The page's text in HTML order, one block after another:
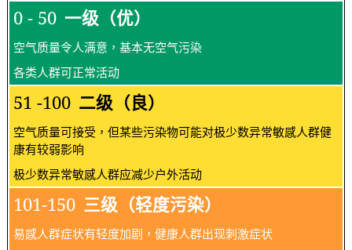
0 - 50 一级（优）
空气质量令人满意，基本无空气污染
各类人群可正常活动
51 -100 二级（良）
空气质量可接受，但某些污染物可能对极少数异常敏感人群健
康有较弱影响
极少数异常敏感人群应减少户外活动
101-150 三级（轻度污染）
易感人群症状有轻度加剧，健康人群出现刺激症状